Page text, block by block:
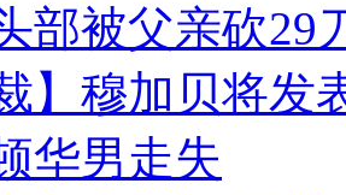
部被父亲砍29
】穆加贝将发
华男走失